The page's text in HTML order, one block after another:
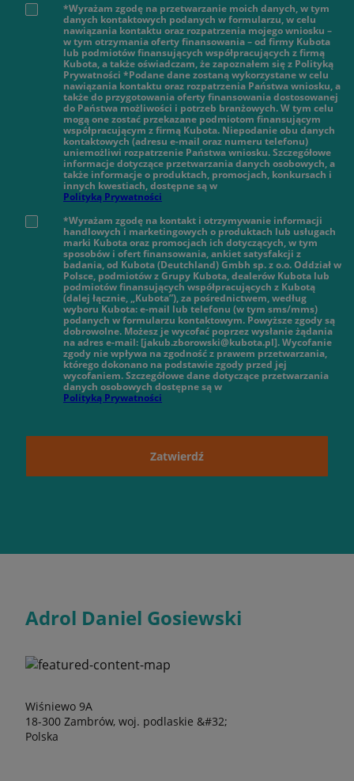
*Wyrażam zgodę na przetwarzanie moich danych, w tym
danych kontaktowych podanych w formularzu, w celu
nawiązania kontaktu oraz rozpatrzenia mojego wniosku –
w tym otrzymania oferty finansowania – od firmy Kubota
lub podmiotów finansujących współpracujących z firmą
Kubota, a także oświadczam, że zapoznałem się z Polityką
Prywatności *Podane dane zostaną wykorzystane w celu
nawiązania kontaktu oraz rozpatrzenia Państwa wniosku, a
także do przygotowania oferty finansowania dostosowanej
do Państwa możliwości i potrzeb branżowych. W tym celu
mogą one zostać przekazane podmiotom finansującym
współpracującym z firmą Kubota. Niepodanie obu danych
kontaktowych (adresu e-mail oraz numeru telefonu)
uniemożliwi rozpatrzenie Państwa wniosku. Szczegółowe
informacje dotyczące przetwarzania danych osobowych, a
także informacje o produktach, promocjach, konkursach i
innych kwestiach, dostępne są w
Polityką Prywatności
*Wyrażam zgodę na kontakt i otrzymywanie informacji
handlowych i marketingowych o produktach lub usługach
marki Kubota oraz promocjach ich dotyczących, w tym
sposobów i ofert finansowania, ankiet satysfakcji z
badania, od Kubota (Deutchland) Gmbh sp. z o.o. Oddział w
Polsce, podmiotów z Grupy Kubota, dealerów Kubota lub
podmiotów finansujących współpracujących z Kubotą
(dalej łącznie, „Kubota”), za pośrednictwem, według
wyboru Kubota: e-mail lub telefonu (w tym sms/mms)
podanych w formularzu kontaktowym. Powyższe zgody są
dobrowolne. Możesz je wycofać poprzez wysłanie żądania
na adres e-mail: [jakub.zborowski@kubota.pl]. Wycofanie
zgody nie wpływa na zgodność z prawem przetwarzania,
którego dokonano na podstawie zgody przed jej
wycofaniem. Szczegółowe dane dotyczące przetwarzania
danych osobowych dostępne są w
Polityką Prywatności
Zatwierdź
Adrol Daniel Gosiewski
Wiśniewo 9A
18-300 Zambrów, woj. podlaskie &#32;
Polska